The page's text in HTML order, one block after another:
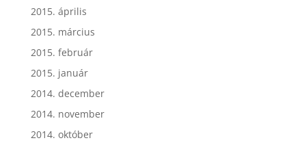
2015. április
2015. március
2015. február
2015. január
2014. december
2014. november
2014. október